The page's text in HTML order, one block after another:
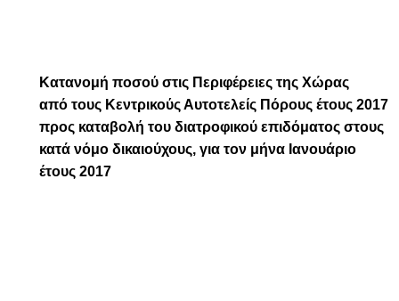
Κατανομή ποσού στις Περιφέρειες της Χώρας
από τους Κεντρικούς Αυτοτελείς Πόρους έτους 2017
προς καταβολή του διατροφικού επιδόματος στους
κατά νόμο δικαιούχους, για τον μήνα Ιανουάριο
έτους 2017